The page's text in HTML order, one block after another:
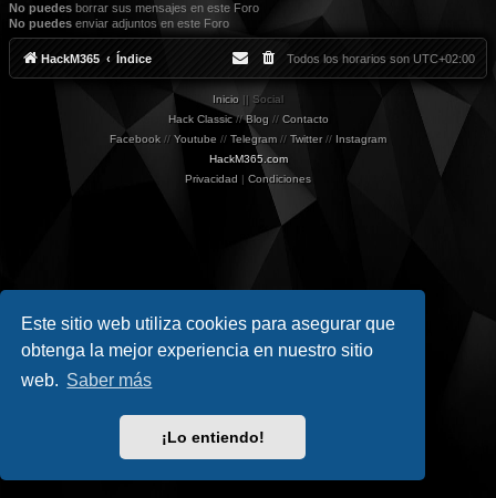
Este sitio web utiliza cookies para asegurar que
obtenga la mejor experiencia en nuestro sitio
web. Saber más
¡Lo entiendo!
No puedes borrar sus mensajes en este Foro
No puedes enviar adjuntos en este Foro
HackM365 Índice Todos los horarios son UTC+02:00
Inicio || Social
Hack Classic//Blog // Contacto
Facebook // Youtube // Telegram // Twitter// Instagram
HackM365.com
Privacidad | Condiciones